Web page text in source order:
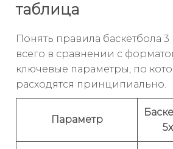
таблица
Понять правила баскетбола
всего в сравнении с
ключевые параметры, по
расходятся принципиально.
Параметр